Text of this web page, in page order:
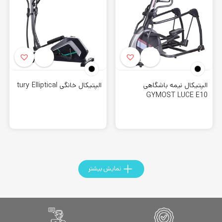
علاوه بر آن برای کسانی که توانایی مراجعه حضوری را ندارند، می
توانند در داخل سایت این مجموعه، تمام اطلاعات کامل محصولات
را مشاهده و با یکدیگر مقایسه کنند. همچنین با تماس تلفنی با
مشاورین کورش اسپرت خرید بهتری را تجربه کنند.
خرید الپتیکال خانگی
برای خرید انواعاسکی فضایی خانگی،تردمیل خانگی ودوچرخه
ثابت خانگیبا بهترین قیمت و برند های برتر روز دنیا در فروشگاه
میکند. به همین دلیل باید استاندارد های لازم را داشته باشد. در
نتیجه خرید این دستگاه از فروشگاه معتبر ضرورت دارد.
کورش اسپرت
با تلاش بسیار توانسته برترین برندهای روز
الپتیکال نیمه باشگاهی
GYMOST LUCE E10
الپتیکال خانگی tury Elliptical
نمایش بیشتر